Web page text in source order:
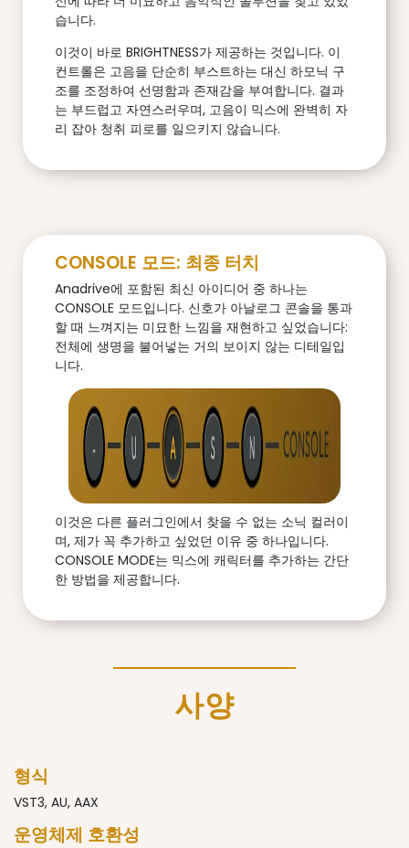
습니다.
이것이 바로 BRIGHTNESS가 제공하는 것입니다. 이
컨트롤은 고음을 단순히 부스트하는 대신 하모닉 구
조를 조정하여 선명함과 존재감을 부여합니다. 결과
는 부드럽고 자연스러우며, 고음이 믹스에 완벽히 자
리 잡아 청취 피로를 일으키지 않습니다.
CONSOLE 모드: 최종 터치
Anadrive에 포함된 최신 아이디어 중 하나는
CONSOLE 모드입니다. 신호가 아날로그 콘솔을 통과
할 때 느껴지는 미묘한 느낌을 재현하고 싶었습니다:
전체에 생명을 불어넣는 거의 보이지 않는 디테일입
니다.
이것은 다른 플러그인에서 찾을 수 없는 소닉 컬러이
며, 제가 꼭 추가하고 싶었던 이유 중 하나입니다.
CONSOLE MODE는 믹스에 캐릭터를 추가하는 간단
한 방법을 제공합니다.
사양
형식
VST3, AU, AAX
운영체제 호환성